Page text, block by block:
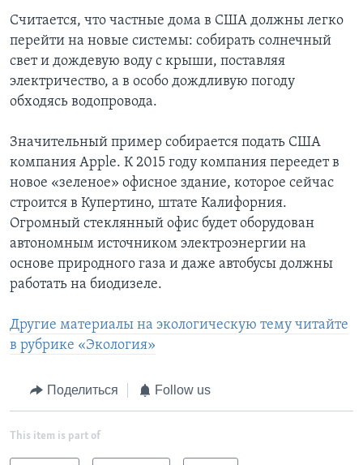
Считается, что частные дома в США должны легко
перейти на новые системы: собирать солнечный
свет и дождевую воду с крыши, поставляя
электричество, а в особо дождливую погоду
обходясь водопровода.
Значительный пример собирается подать США
компания Apple. К 2015 году компания переедет в
новое «зеленое» офисное здание, которое сейчас
строится в Купертино, штате Калифорния.
Огромный стеклянный офис будет оборудован
автономным источником электроэнергии на
основе природного газа и даже автобусы должны
работать на биодизеле.
Другие материалы на экологическую тему читайте
в рубрике «Экология»
Поделиться Follow us
This item is part of